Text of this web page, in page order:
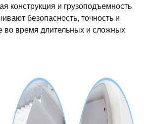
конструкция и грузоподъемность
безопасность, точность и
во время длительных и сложных